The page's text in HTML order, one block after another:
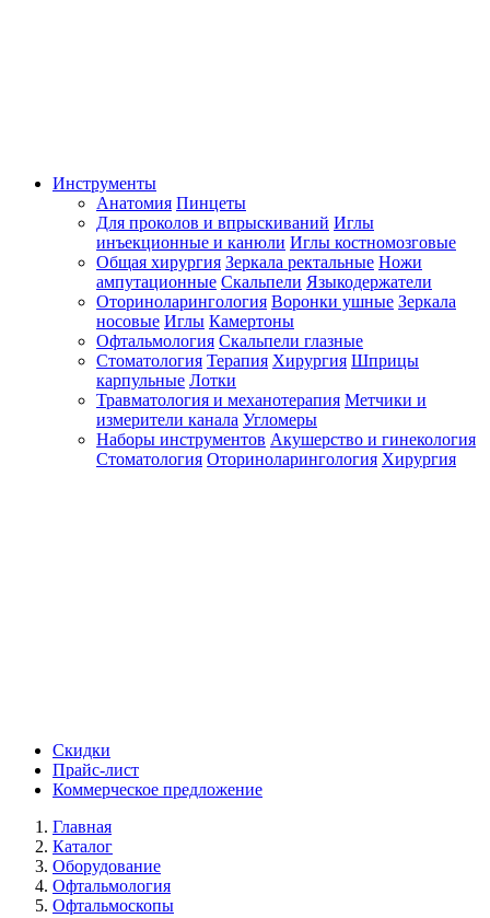
Инструменты
Анатомия Пинцеты
Для проколов и впрыскиваний Иглы
инъекционные и канюли Иглы костномозговые
Общая хирургия Зеркала ректальные Ножи
ампутационные Скальпели Языкодержатели
Оториноларингология Воронки ушные Зеркала
носовые Иглы Камертоны
Офтальмология Скальпели глазные
Стоматология Терапия Хирургия Шприцы
карпульные Лотки
Травматология и механотерапия Метчики и
измерители канала Угломеры
Наборы инструментов Акушерство и гинекология
Стоматология Оториноларингология Хирургия
Скидки
Прайс-лист
Коммерческое предложение
Главная
Каталог
Оборудование
Офтальмология
Офтальмоскопы